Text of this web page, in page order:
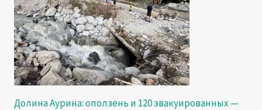
Долина Аурина: оползень и 120 эвакуированных —